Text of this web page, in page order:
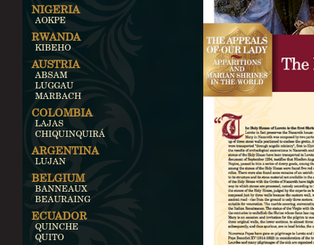
NIGERIA
AOKPE
RWANDA
KIBEHO
AUSTRIA
ABSAM
LUGGAU
MARBACH
COLOMBIA
LAJAS
CHIQUINQUIRÁ
ARGENTINA
LUJAN
BELGIUM
BANNEAUX
BEAURAING
ECUADOR
QUINCHE
QUITO